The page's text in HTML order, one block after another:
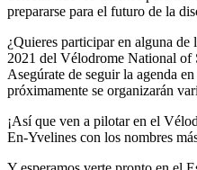
prepararse para el futuro de la
¿Quieres participar en alguna
2021 del Vélodrome National of
Asegúrate de seguir la agenda
próximamente se organizarán
¡Así que ven a pilotar en el
En-Yvelines con los nombres